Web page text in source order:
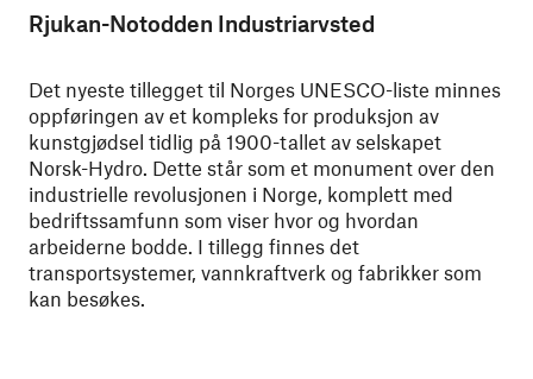
Rjukan-Notodden Industriarvsted
Det nyeste tillegget til Norges UNESCO-liste minnes
oppføringen av et kompleks for produksjon av
kunstgjødsel tidlig på 1900-tallet av selskapet
Norsk-Hydro. Dette står som et monument over den
industrielle revolusjonen i Norge, komplett med
bedriftssamfunn som viser hvor og hvordan
arbeiderne bodde. I tillegg finnes det
transportsystemer, vannkraftverk og fabrikker som
kan besøkes.